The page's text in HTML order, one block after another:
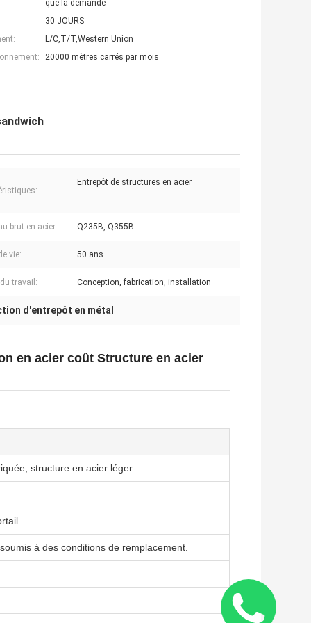
que la demande
30 JOURS
L/C,T/T,Western Union
20000 mètres carrés par mois
Entrepôt de structures en acier
brut en acier: Q235B, Q355B
vie: 50 ans
travail: Conception, fabrication, installation
d'entrepôt en métal
en acier coût Structure en acier
structure en acier léger
à des conditions de remplacement.